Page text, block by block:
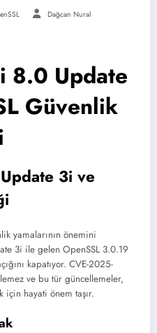
Dağcan Nural
8.0 Update
Güvenlik
3i ve
yamalarının önemini
3i ile gelen OpenSSL 3.0.19
kapatıyor. CVE-2025-
ve bu tür güncellemeler,
hayati önem taşır.